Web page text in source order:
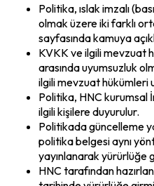
Politika, ıslak imzalı
olmak üzere iki farklı
sayfasında kamuya
KVKK ve ilgili mevzuat
arasında uyumsuzluk
ilgili mevzuat hükümleri
Politika, HNC kurumsal
ilgili kişilere duyurulur.
Politikada güncelleme
politika belgesi aynı
yayınlanarak yürürlüğe
HNC tarafından